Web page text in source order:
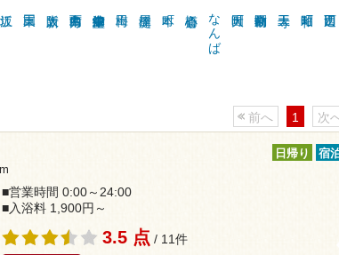
なんば
前へ 1 次
日帰り 宿
■営業時間 0:00～24:00
■入浴料 1,900円～
3.5 点 / 11件